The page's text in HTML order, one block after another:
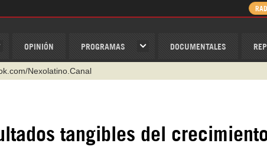
OPINIÓN PROGRAMAS DOCUMENTALES
Nexolatino.Canal
@nexo_latino
c/hispantv
tangibles del